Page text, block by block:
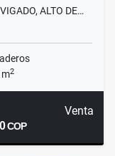
ALTO DE…
m2
Venta
COP